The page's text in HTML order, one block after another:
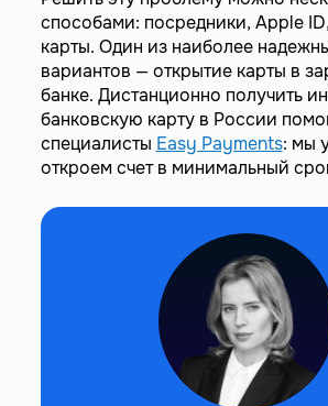
способами: посредники, Apple
карты. Один из наиболее
вариантов — открытие карты в
банке. Дистанционно получить
банковскую карту в России
специалисты Easy Payments: мы
откроем счет в минимальный